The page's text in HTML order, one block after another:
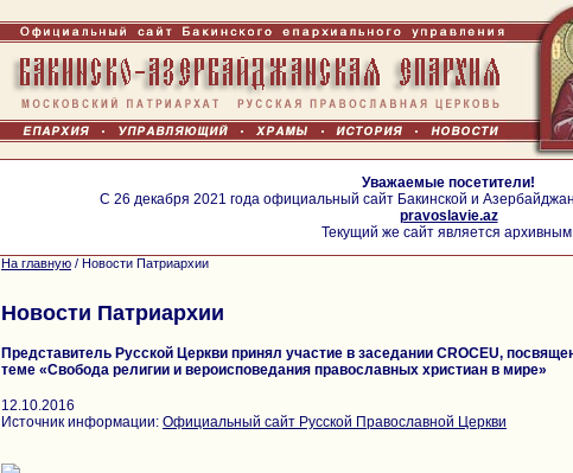
Уважаемые посетители!
С 26 декабря 2021 года официальный сайт Бакинской и
pravoslavie.az
Текущий же сайт является
На главную / Новости Патриархии
Новости Патриархии
Представитель Русской Церкви принял участие в заседании CROCEU,
теме «Свобода религии и вероисповедания православных христиан в мире»
12.10.2016
Источник информации: Официальный сайт Русской Православной Церкви